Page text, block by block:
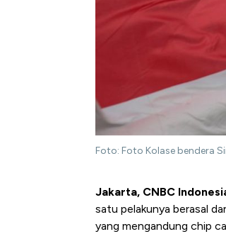
Foto: Foto Kolase bendera
Jakarta, CNBC
satu pelakunya berasal
yang mengandung chip